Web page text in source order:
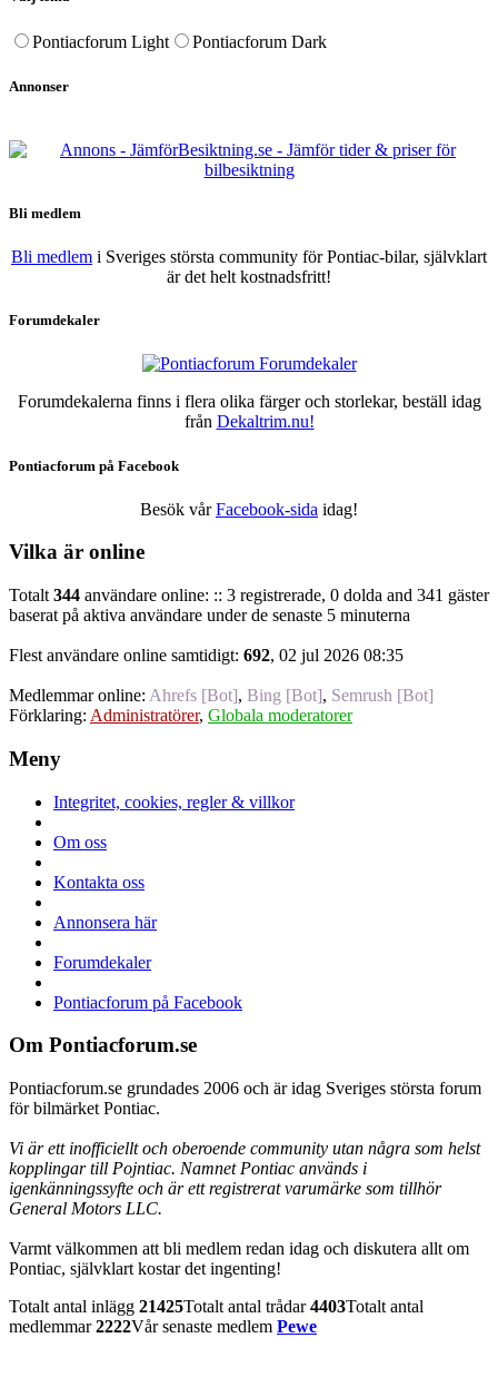
Pontiacforum Light Pontiacforum Dark
Annonser
Bli medlem
Bli medlem i Sveriges största community för Pontiac-bilar, självklart
är det helt kostnadsfritt!
Forumdekaler
Forumdekalerna finns i flera olika färger och storlekar, beställ idag
från Dekaltrim.nu!
Pontiacforum på Facebook
Besök vårFacebook-sida idag!
Vilka är online
Totalt 344 användare online: :: 3 registrerade, 0 dolda and 341 gäster
baserat på aktiva användare under de senaste 5 minuterna
Flest användare online samtidigt: 692, 02 jul 2026 08:35
Medlemmar online: Ahrefs [Bot], Bing [Bot], Semrush [Bot]
Förklaring: Administratörer, Globala moderatorer
Meny
Integritet, cookies, regler & villkor
Om oss
Kontakta oss
Annonsera här
Forumdekaler
Pontiacforum på Facebook
Om Pontiacforum.se
Pontiacforum.se grundades 2006 och är idag Sveriges största forum
för bilmärket Pontiac.
Vi är ett inofficiellt och oberoende community utan några som helst
kopplingar till Pojntiac. Namnet Pontiac används i
igenkänningssyfte och är ett registrerat varumärke som tillhör
General Motors LLC.
Varmt välkommen att bli medlem redan idag och diskutera allt om
Pontiac, självklart kostar det ingenting!
Totalt antal inlägg 21425Totalt antal trådar4403Totalt antal
medlemmar2222Vår senaste medlem Pewe